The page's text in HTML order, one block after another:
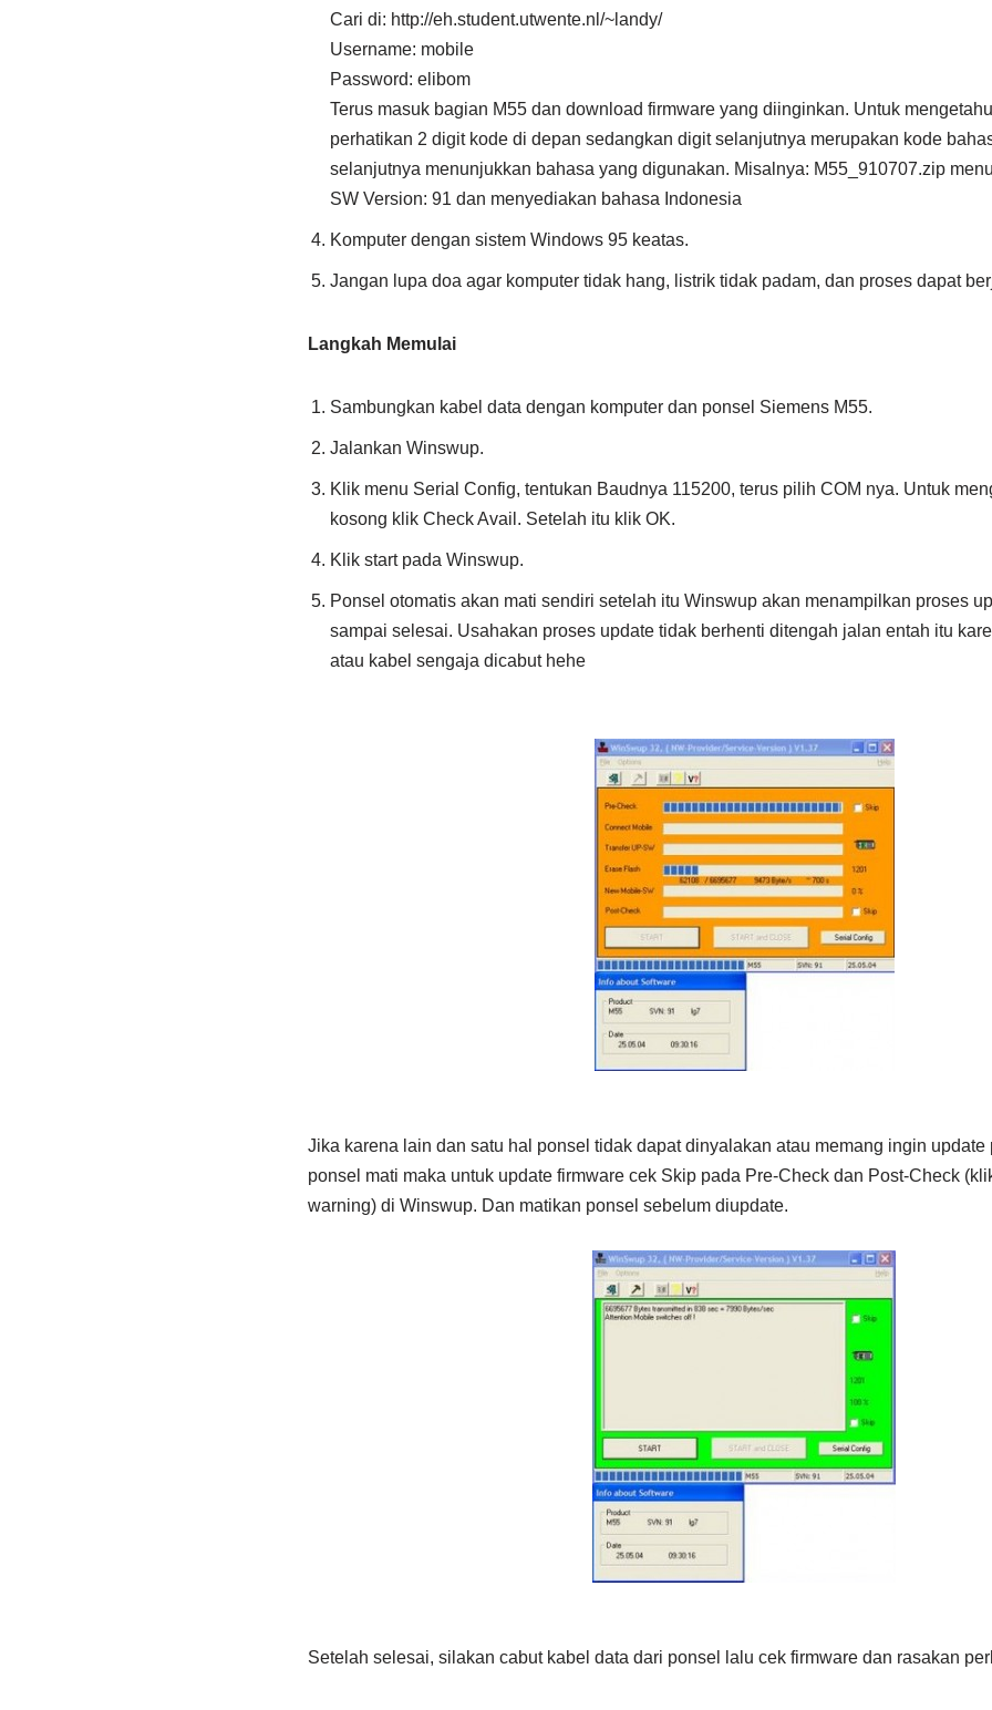
Cari di: http://eh.student.utwente.nl/~landy/
Username: mobile
Password: elibom
Terus masuk bagian M55 dan download firmware yang diinginkan. Untuk
perhatikan 2 digit kode di depan sedangkan digit selanjutnya merupakan kode
selanjutnya menunjukkan bahasa yang digunakan. Misalnya: M55_910707.zip
SW Version: 91 dan menyediakan bahasa Indonesia
Komputer dengan sistem Windows 95 keatas.
Jangan lupa doa agar komputer tidak hang, listrik tidak padam, dan proses dapat
Langkah Memulai
Sambungkan kabel data dengan komputer dan ponsel Siemens M55.
Jalankan Winswup.
Klik menu Serial Config, tentukan Baudnya 115200, terus pilih COM nya. Untuk
kosong klik Check Avail. Setelah itu klik OK.
Klik start pada Winswup.
Ponsel otomatis akan mati sendiri setelah itu Winswup akan menampilkan proses
sampai selesai. Usahakan proses update tidak berhenti ditengah jalan entah itu
atau kabel sengaja dicabut hehe
Jika karena lain dan satu hal ponsel tidak dapat dinyalakan atau memang ingin
ponsel mati maka untuk update firmware cek Skip pada Pre-Check dan Post-Check
warning) di Winswup. Dan matikan ponsel sebelum diupdate.
Setelah selesai, silakan cabut kabel data dari ponsel lalu cek firmware dan rasakan